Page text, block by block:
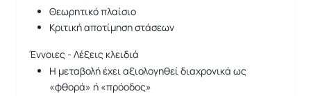
Θεωρητικό πλαίσιο
Κριτική αποτίμηση στάσεων
Έννοιες - Λέξεις κλειδιά
Η μεταβολή έχει αξιολογηθεί διαχρονικά ως
«φθορά» ή «πρόοδος»